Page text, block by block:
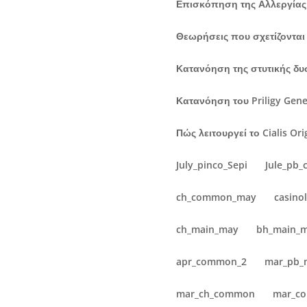
Επισκόπηση της
Θεωρήσεις που
Κατανόηση της στυτικής
Κατανόηση του Priligy
Πώς λειτουργεί το Cialis
July_pinco_Sepi
ch_common_may
ch_main_may
apr_common_2
mar_ch_common